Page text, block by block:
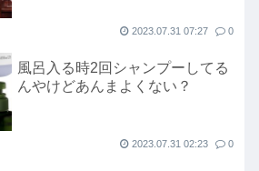
2023.07.31 07:27 0
風呂入る時2回シャンプーしてる
んやけどあんまよくない？
2023.07.31 02:23 0